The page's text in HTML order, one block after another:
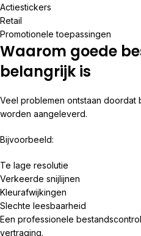
Actiestickers
Retail
Promotionele toepassingen
Waarom goede
belangrijk is
Veel problemen ontstaan
worden aangeleverd.
Bijvoorbeeld:
Te lage resolutie
Verkeerde snijlijnen
Kleurafwijkingen
Slechte leesbaarheid
Een professionele
vertraging.